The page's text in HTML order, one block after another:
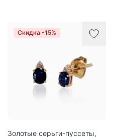
Скидка -15%
Золотые серьги-пуссеты,